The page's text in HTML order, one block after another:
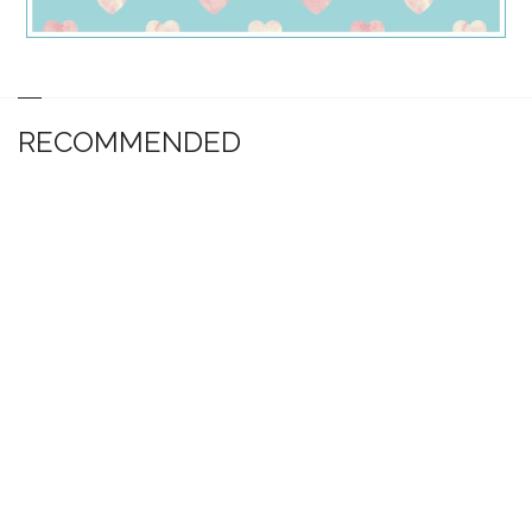
RECOMMENDED